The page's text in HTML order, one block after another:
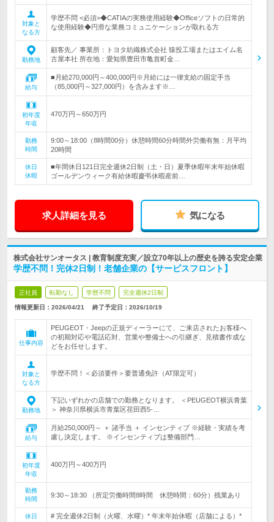
対象と
なる方
学歴不問 <必須>◆CATIAの実務使用経験◆Officeソフトの日常的
な使用経験◆円滑な業務コミュニケーションが取れる方
勤務地
顧客先／ 事業所：トヨタ紡織株式会社 猿投工場またはエイム名
古屋本社 所在地：愛知県豊田市亀首町金…
給与
■月給270,000円～400,000円※月給には一律支給の固定手当
（85,000円～327,000円）を含みます※…
初年度
年収
470万円～650万円
勤務
時間
9:00～18:00（8時間00分）休憩時間60分時間外労働有無：月平均
20時間
休日
休暇
■年間休日121日完全週休2日制（土・日）夏季休暇年末年始休暇
ゴールデンウィーク有給休暇慶弔休暇産前…
求人詳細を見る 気になる
株式会社サンオータス | 教育制度充実／設立70年以上の歴史を誇る安定企業
学歴不問！完休2日制！老舗企業の【サービスフロント】
正社員 転勤なし 学歴不問 完全週休2日制
情報更新日：2026/04/21 終了予定日： 2026/10/19
仕事内容
PEUGEOT・Jeepの正規ディーラーにて、ご来店されたお客様へ
の初期対応や電話応対、営業や整備士への引継ぎ、見積書作成な
どをお任せします。
対象と
なる方
学歴不問！＜必須要件＞要普通免許（AT限定可）
勤務地
下記いずれかの店舗での勤務となります。 ＜PEUGEOT横浜青葉
＞ 神奈川県横浜市青葉区荏田西5-…
給与
月給250,000円～ ＋ 諸手当 ＋ インセンティブ ※経験・実績を考
慮し決定します。 ※インセンティブは整備部門…
初年度
年収
400万円～400万円
勤務
時間
9:30～18:30 （所定労働時間8時間 休憩時間：60分）残業あり
休日
# 完全週休2日制（火曜、水曜）* 年末年始休暇（店舗による）*